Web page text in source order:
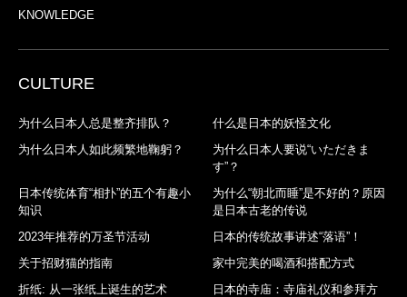
KNOWLEDGE
CULTURE
为什么日本人总是整齐排队？
什么是日本的妖怪文化
为什么日本人如此频繁地鞠躬？
为什么日本人要说“いただきま
す”？
日本传统体育“相扑”的五个有趣小
知识
为什么“朝北而睡”是不好的？原因
是日本古老的传说
2023年推荐的万圣节活动
日本的传统故事讲述“落语”！
关于招财猫的指南
家中完美的喝酒和搭配方式
折纸: 从一张纸上诞生的艺术
日本的寺庙：寺庙礼仪和参拜方